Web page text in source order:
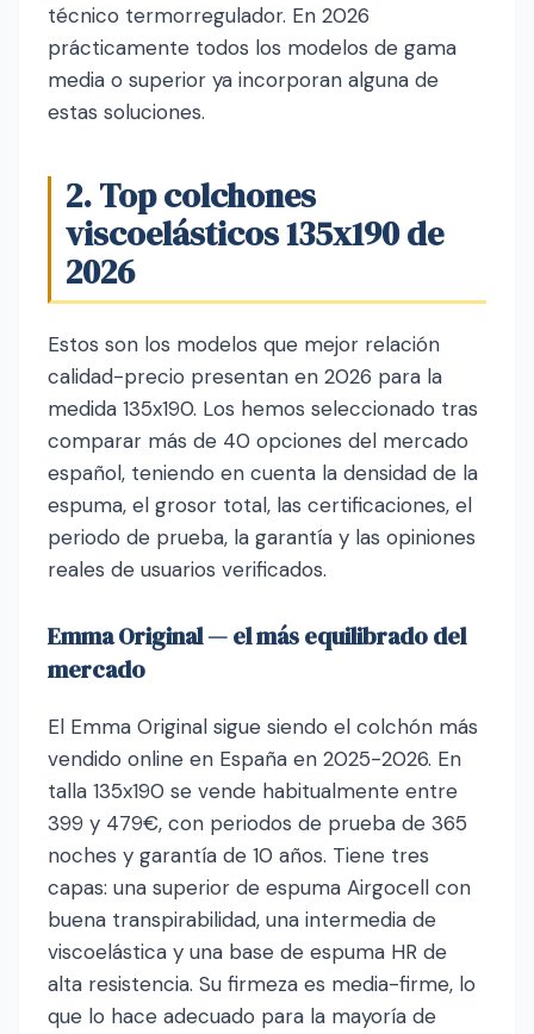
técnico termorregulador. En 2026
prácticamente todos los modelos de gama
media o superior ya incorporan alguna de
estas soluciones.
2. Top colchones
viscoelásticos 135x190 de
2026
Estos son los modelos que mejor relación
calidad-precio presentan en 2026 para la
medida 135x190. Los hemos seleccionado tras
comparar más de 40 opciones del mercado
español, teniendo en cuenta la densidad de la
espuma, el grosor total, las certificaciones, el
periodo de prueba, la garantía y las opiniones
reales de usuarios verificados.
Emma Original — el más equilibrado del
mercado
El Emma Original sigue siendo el colchón más
vendido online en España en 2025-2026. En
talla 135x190 se vende habitualmente entre
399 y 479€, con periodos de prueba de 365
noches y garantía de 10 años. Tiene tres
capas: una superior de espuma Airgocell con
buena transpirabilidad, una intermedia de
viscoelástica y una base de espuma HR de
alta resistencia. Su firmeza es media-firme, lo
que lo hace adecuado para la mayoría de